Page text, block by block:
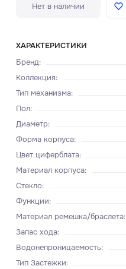
Нет в наличии
ХАРАКТЕРИСТИКИ
Бренд:
Коллекция:
Тип механизма:
Пол:
Диаметр:
Форма корпуса:
Цвет циферблата:
Материал корпуса:
Стекло:
Функции:
Материал ремешка/браслета:
Запас хода:
Водонепроницаемость:
Тип Застежки: